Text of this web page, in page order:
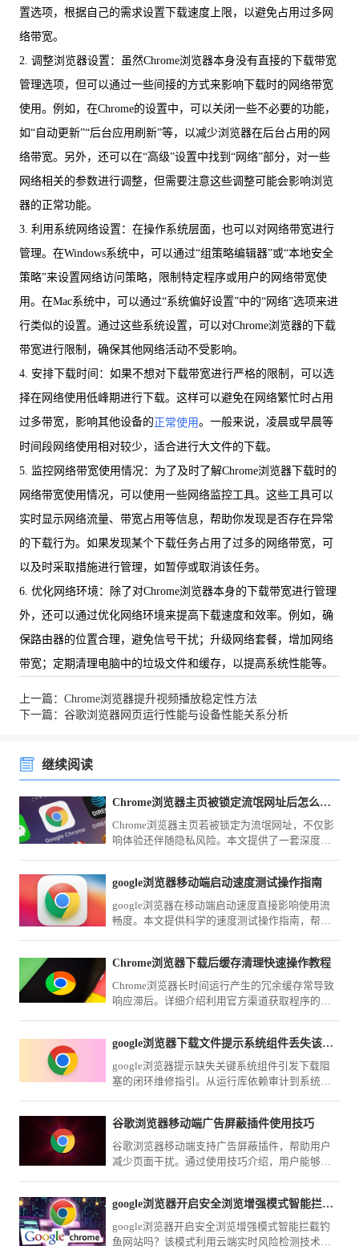
置选项，根据自己的需求设置下载速度上限，以避免占用过多网
络带宽。
2. 调整浏览器设置：虽然Chrome浏览器本身没有直接的下载带宽
管理选项，但可以通过一些间接的方式来影响下载时的网络带宽
使用。例如，在Chrome的设置中，可以关闭一些不必要的功能，
如“自动更新”“后台应用刷新”等，以减少浏览器在后台占用的网
络带宽。另外，还可以在“高级”设置中找到“网络”部分，对一些
网络相关的参数进行调整，但需要注意这些调整可能会影响浏览
器的正常功能。
3. 利用系统网络设置：在操作系统层面，也可以对网络带宽进行
管理。在Windows系统中，可以通过“组策略编辑器”或“本地安全
策略”来设置网络访问策略，限制特定程序或用户的网络带宽使
用。在Mac系统中，可以通过“系统偏好设置”中的“网络”选项来进
行类似的设置。通过这些系统设置，可以对Chrome浏览器的下载
带宽进行限制，确保其他网络活动不受影响。
4. 安排下载时间：如果不想对下载带宽进行严格的限制，可以选
择在网络使用低峰期进行下载。这样可以避免在网络繁忙时占用
过多带宽，影响其他设备的 正常使用。一般来说，凌晨或早晨等
时间段网络使用相对较少，适合进行大文件的下载。
5. 监控网络带宽使用情况：为了及时了解Chrome浏览器下载时的
网络带宽使用情况，可以使用一些网络监控工具。这些工具可以
实时显示网络流量、带宽占用等信息，帮助你发现是否存在异常
的下载行为。如果发现某个下载任务占用了过多的网络带宽，可
以及时采取措施进行管理，如暂停或取消该任务。
6. 优化网络环境：除了对Chrome浏览器本身的下载带宽进行管理
外，还可以通过优化网络环境来提高下载速度和效率。例如，确
保路由器的位置合理，避免信号干扰；升级网络套餐，增加网络
带宽；定期清理电脑中的垃圾文件和缓存，以提高系统性能等。
上一篇：Chrome浏览器提升视频播放稳定性方法
下一篇：谷歌浏览器网页运行性能与设备性能关系分析
继续阅读
Chrome浏览器主页被锁定流氓网址后怎么通过注册表彻底修复
Chrome浏览器主页若被锁定为流氓网址，不仅影
响体验还伴随隐私风险。本文提供了一套深度清
google浏览器移动端启动速度测试操作指南
google浏览器在移动端启动速度直接影响使用流
畅度。本文提供科学的速度测试操作指南，帮助
Chrome浏览器下载后缓存清理快速操作教程
Chrome浏览器长时间运行产生的冗余缓存常导致
响应滞后。详细介绍利用官方渠道获取程序的逻
器始终保持轻盈状态，即便在长期使用后也能获
得如新机般的响应速度。
google浏览器下载文件提示系统组件丢失该怎么手动修复
google浏览器提示缺失关键系统组件引发下载阻
塞的闭环维修指引。从运行库依赖审计到系统环
谷歌浏览器移动端广告屏蔽插件使用技巧
谷歌浏览器移动端支持广告屏蔽插件，帮助用户
减少页面干扰。通过使用技巧介绍，用户能够学
google浏览器开启安全浏览增强模式智能拦截钓鱼网站吗
google浏览器开启安全浏览增强模式智能拦截钓
鱼网站吗？该模式利用云端实时风险检测技术，